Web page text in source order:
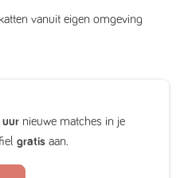
vanuit eigen omgeving
nieuwe matches in je
gratis aan.